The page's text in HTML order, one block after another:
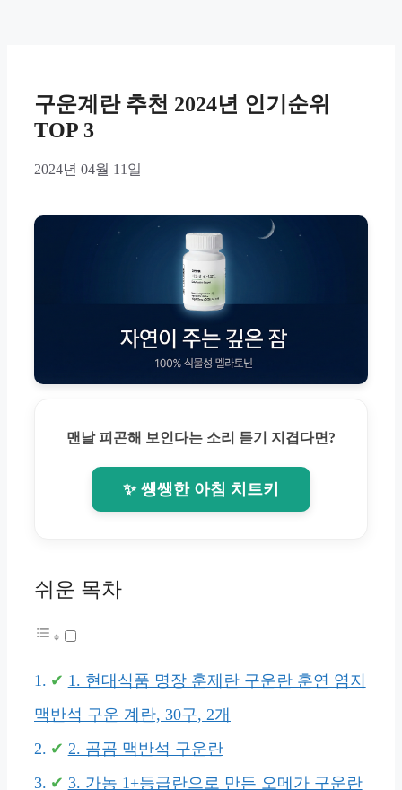
구운계란 추천 2024년 인기순위
TOP 3
2024년 04월 11일
맨날 피곤해 보인다는 소리 듣기 지겹다면?
✨ 쌩쌩한 아침 치트키
쉬운 목차
1. 현대식품 명장 훈제란 구운란 훈연 염지
맥반석 구운 계란, 30구, 2개
2. 곰곰 맥반석 구운란
3. 가농 1+등급란으로 만든 오메가 구운란